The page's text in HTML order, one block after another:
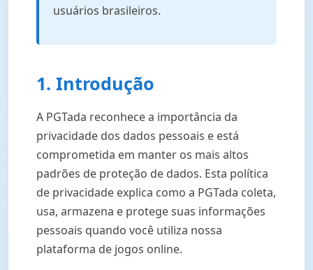
usuários brasileiros.
1. Introdução
A PGTada reconhece a importância da
privacidade dos dados pessoais e está
comprometida em manter os mais altos
padrões de proteção de dados. Esta política
de privacidade explica como a PGTada coleta,
usa, armazena e protege suas informações
pessoais quando você utiliza nossa
plataforma de jogos online.